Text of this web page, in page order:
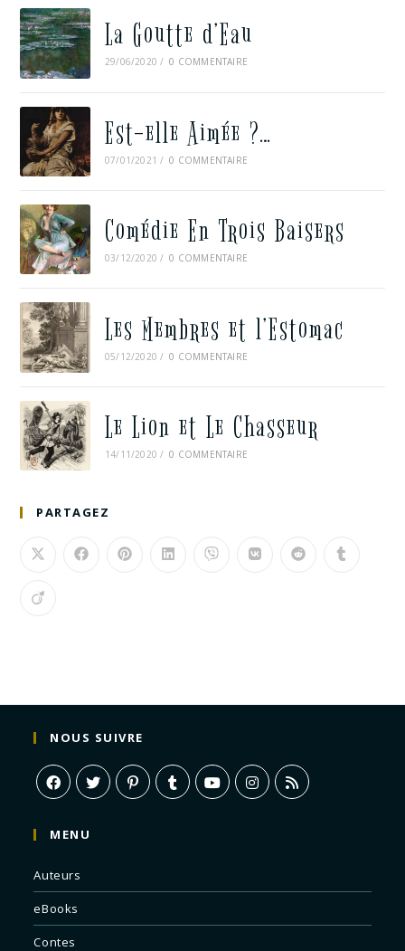
La Goutte d’Eau
29/06/2020 / 0 COMMENTAIRE
Est-elle Aimée ?…
07/01/2021 / 0 COMMENTAIRE
Comédie En Trois Baisers
03/12/2020 / 0 COMMENTAIRE
Les Membres et l’Estomac
05/12/2020 / 0 COMMENTAIRE
Le Lion et Le Chasseur
14/11/2020 / 0 COMMENTAIRE
PARTAGEZ
NOUS SUIVRE
MENU
Auteurs
eBooks
Contes